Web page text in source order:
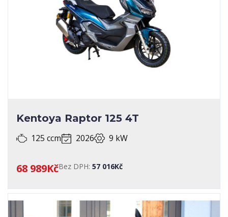
Kentoya Raptor 125 4T
125 ccm 2026 9 kW
68 989KčBez DPH: 57 016Kč